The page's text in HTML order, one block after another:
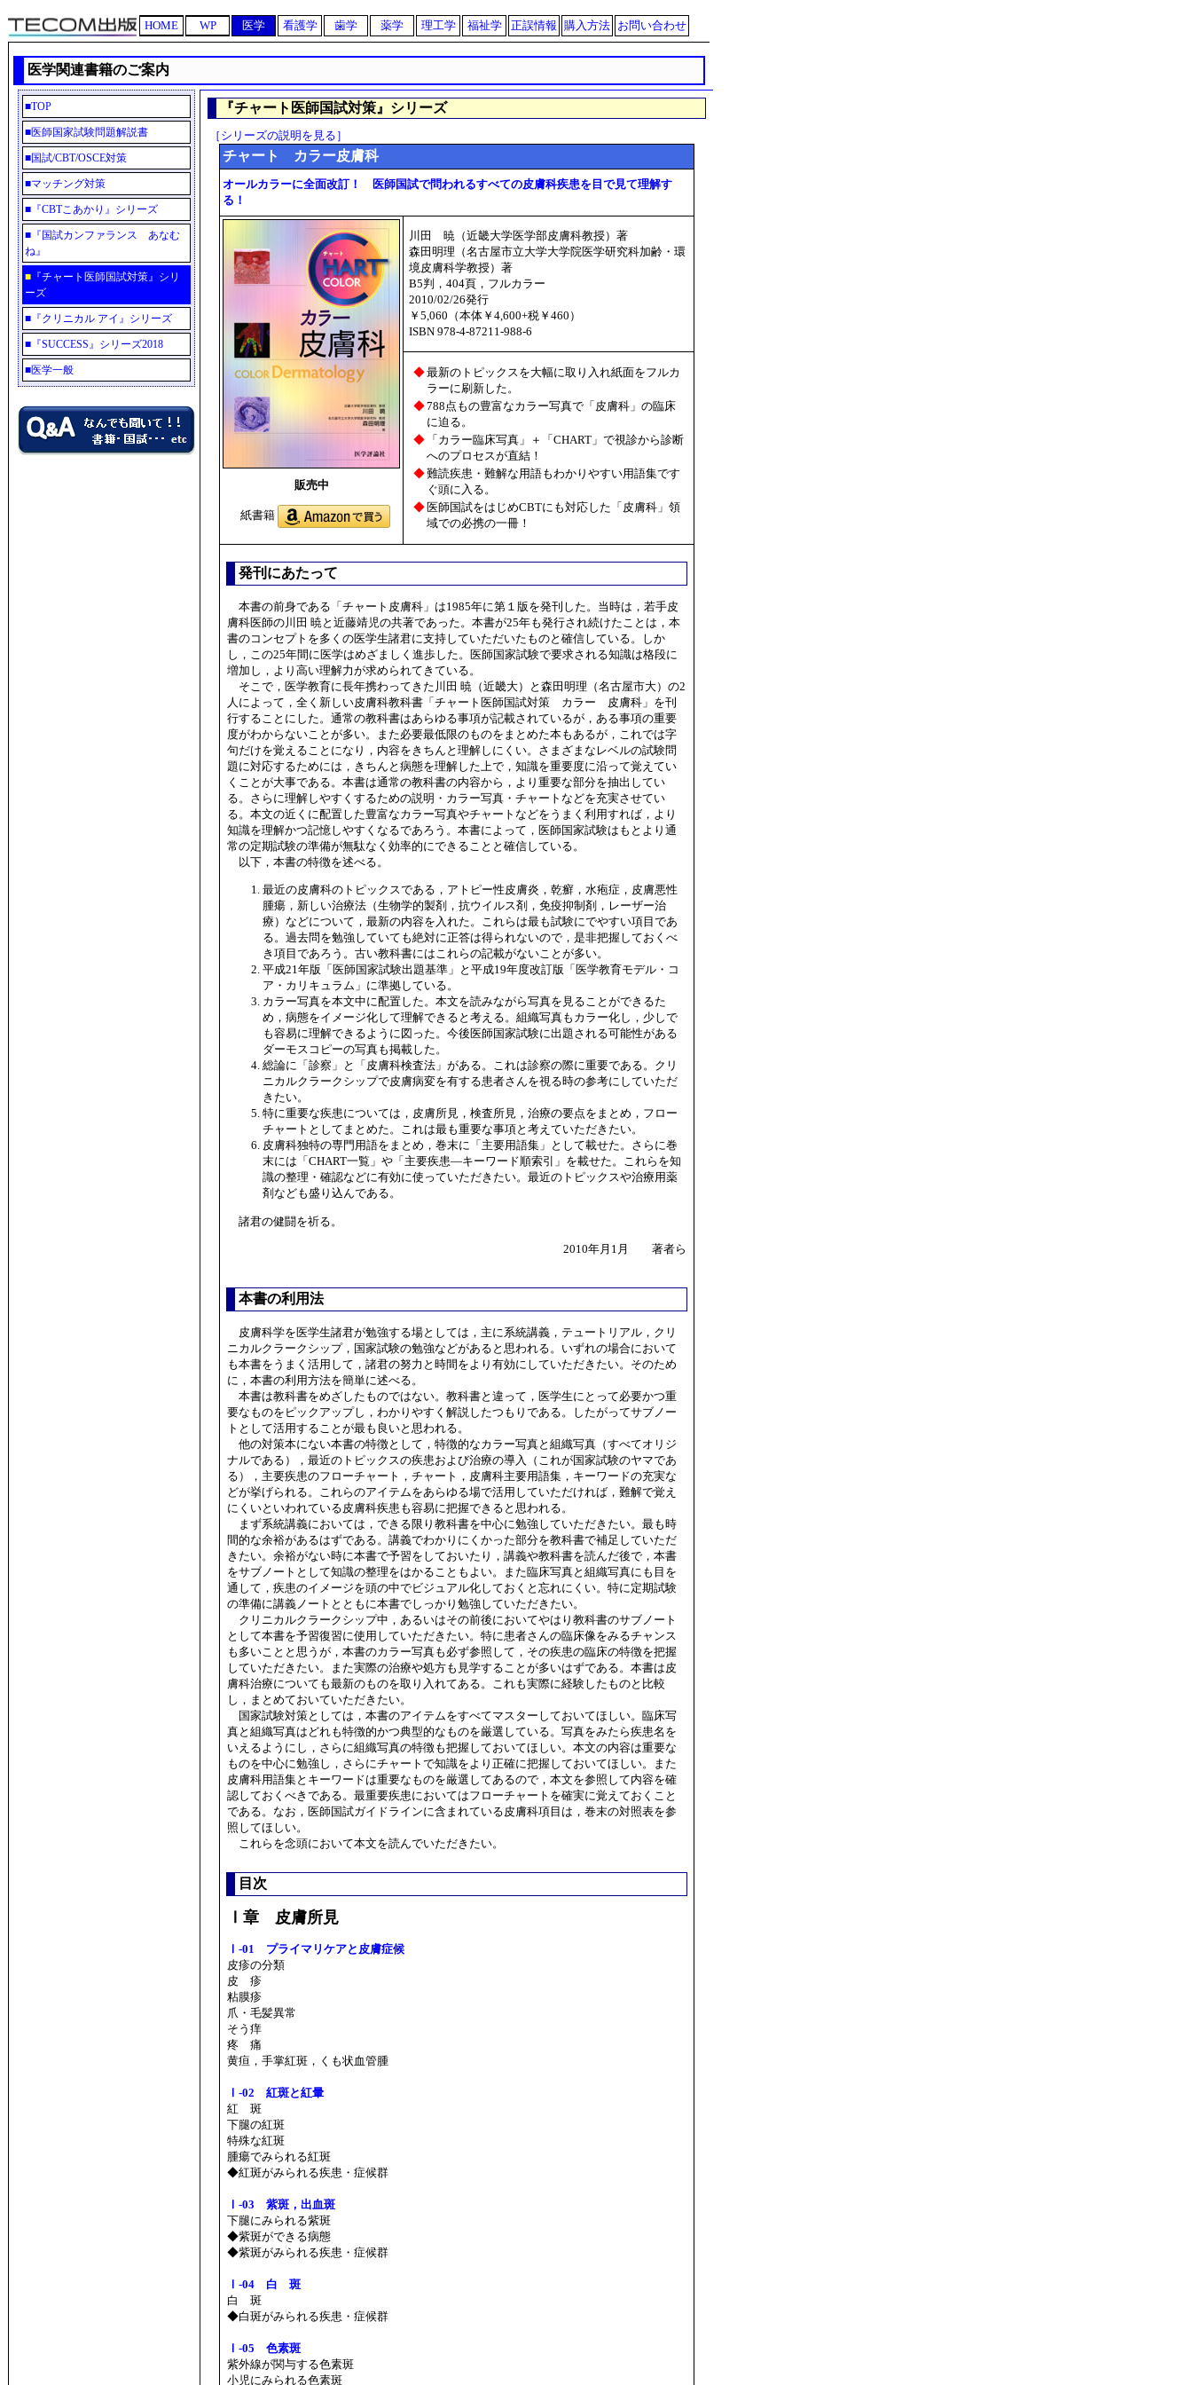
HOME WP 医学 看護学 歯学 薬学 理工学 福祉学 正誤情報 購入方法 お問い合わせ
医学関連書籍のご案内
■TOP
■医師国家試験問題解説書
■国試/CBT/OSCE対策
■マッチング対策
■ 『CBTこあかり』シリーズ
■ 『国試カンファランス あなむ
ね』
■ 『チャート医師国試対策』シリ
ーズ
■ 『クリニカル アイ』シリーズ
■ 『SUCCESS』シリーズ2018
■医学一般
『チャート医師国試対策』シリーズ
［シリーズの説明を見る］
チャート カラー皮膚科
オールカラーに全面改訂！ 医師国試で問われるすべての皮膚科疾患を目で見て理解す
る！
販売中
紙書籍
川田 暁（近畿大学医学部皮膚科教授）著
森田明理（名古屋市立大学大学院医学研究科加齢・環
境皮膚科学教授）著
B5判，404頁，フルカラー
2010/02/26発行
￥5,060（本体￥4,600+税￥460）
ISBN 978-4-87211-988-6
◆最新のトピックスを大幅に取り入れ紙面をフルカ
ラーに刷新した。
◆788点もの豊富なカラー写真で「皮膚科」の臨床
に迫る。
◆
「カラー臨床写真」＋「CHART」で視診から診断
へのプロセスが直結！
◆難読疾患・難解な用語もわかりやすい用語集です
ぐ頭に入る。
◆ 医師国試をはじめCBTにも対応した「皮膚科」領
域での必携の一冊！
発刊にあたって
本書の前身である「チャート皮膚科」は1985年に第１版を発刊した。当時は，若手皮
膚科医師の川田 暁と近藤靖児の共著であった。本書が25年も発行され続けたことは，本
書のコンセプトを多くの医学生諸君に支持していただいたものと確信している。しか
し，この25年間に医学はめざましく進歩した。医師国家試験で要求される知識は格段に
増加し，より高い理解力が求められてきている。
そこで，医学教育に長年携わってきた川田 暁（近畿大）と森田明理（名古屋市大）の2
人によって，全く新しい皮膚科教科書「チャート医師国試対策 カラー 皮膚科」を刊
行することにした。通常の教科書はあらゆる事項が記載されているが，ある事項の重要
度がわからないことが多い。また必要最低限のものをまとめた本もあるが，これでは字
句だけを覚えることになり，内容をきちんと理解しにくい。さまざまなレベルの試験問
題に対応するためには，きちんと病態を理解した上で，知識を重要度に沿って覚えてい
くことが大事である。本書は通常の教科書の内容から，より重要な部分を抽出してい
る。さらに理解しやすくするための説明・カラー写真・チャートなどを充実させてい
る。本文の近くに配置した豊富なカラー写真やチャートなどをうまく利用すれば，より
知識を理解かつ記憶しやすくなるであろう。本書によって，医師国家試験はもとより通
常の定期試験の準備が無駄なく効率的にできることと確信している。
以下，本書の特徴を述べる。
最近の皮膚科のトピックスである，アトピー性皮膚炎，乾癬，水疱症，皮膚悪性
腫瘍，新しい治療法（生物学的製剤，抗ウイルス剤，免疫抑制剤，レーザー治
療）などについて，最新の内容を入れた。これらは最も試験にでやすい項目であ
る。過去問を勉強していても絶対に正答は得られないので，是非把握しておくべ
き項目であろう。古い教科書にはこれらの記載がないことが多い。
平成21年版「医師国家試験出題基準」と平成19年度改訂版「医学教育モデル・コ
ア・カリキュラム」に準拠している。
カラー写真を本文中に配置した。本文を読みながら写真を見ることができるた
め，病態をイメージ化して理解できると考える。組織写真もカラー化し，少しで
も容易に理解できるように図った。今後医師国家試験に出題される可能性がある
ダーモスコピーの写真も掲載した。
総論に「診察」と「皮膚科検査法」がある。これは診察の際に重要である。クリ
ニカルクラークシップで皮膚病変を有する患者さんを視る時の参考にしていただ
きたい。
特に重要な疾患については，皮膚所見，検査所見，治療の要点をまとめ，フロー
チャートとしてまとめた。これは最も重要な事項と考えていただきたい。
皮膚科独特の専門用語をまとめ，巻末に「主要用語集」として載せた。さらに巻
末には「CHART一覧」や「主要疾患―キーワード順索引」を載せた。これらを知
識の整理・確認などに有効に使っていただきたい。最近のトピックスや治療用薬
剤なども盛り込んである。
諸君の健闘を祈る。
2010年月1月 著者ら
本書の利用法
皮膚科学を医学生諸君が勉強する場としては，主に系統講義，テュートリアル，クリ
ニカルクラークシップ，国家試験の勉強などがあると思われる。いずれの場合において
も本書をうまく活用して，諸君の努力と時間をより有効にしていただきたい。そのため
に，本書の利用方法を簡単に述べる。
本書は教科書をめざしたものではない。教科書と違って，医学生にとって必要かつ重
要なものをピックアップし，わかりやすく解説したつもりである。したがってサブノー
トとして活用することが最も良いと思われる。
他の対策本にない本書の特徴として，特徴的なカラー写真と組織写真（すべてオリジ
ナルである），最近のトピックスの疾患および治療の導入（これが国家試験のヤマであ
る），主要疾患のフローチャート，チャート，皮膚科主要用語集，キーワードの充実な
どが挙げられる。これらのアイテムをあらゆる場で活用していただければ，難解で覚え
にくいといわれている皮膚科疾患も容易に把握できると思われる。
まず系統講義においては，できる限り教科書を中心に勉強していただきたい。最も時
間的な余裕があるはずである。講義でわかりにくかった部分を教科書で補足していただ
きたい。余裕がない時に本書で予習をしておいたり，講義や教科書を読んだ後で，本書
をサブノートとして知識の整理をはかることもよい。また臨床写真と組織写真にも目を
通して，疾患のイメージを頭の中でビジュアル化しておくと忘れにくい。特に定期試験
の準備に講義ノートとともに本書でしっかり勉強していただきたい。
クリニカルクラークシップ中，あるいはその前後においてやはり教科書のサブノート
として本書を予習復習に使用していただきたい。特に患者さんの臨床像をみるチャンス
も多いことと思うが，本書のカラー写真も必ず参照して，その疾患の臨床の特徴を把握
していただきたい。また実際の治療や処方も見学することが多いはずである。本書は皮
膚科治療についても最新のものを取り入れてある。これも実際に経験したものと比較
し，まとめておいていただきたい。
国家試験対策としては，本書のアイテムをすべてマスターしておいてほしい。臨床写
真と組織写真はどれも特徴的かつ典型的なものを厳選している。写真をみたら疾患名を
いえるようにし，さらに組織写真の特徴も把握しておいてほしい。本文の内容は重要な
ものを中心に勉強し，さらにチャートで知識をより正確に把握しておいてほしい。また
皮膚科用語集とキーワードは重要なものを厳選してあるので，本文を参照して内容を確
認しておくべきである。最重要疾患においてはフローチャートを確実に覚えておくこと
である。なお，医師国試ガイドラインに含まれている皮膚科項目は，巻末の対照表を参
照してほしい。
これらを念頭において本文を読んでいただきたい。
目次
Ⅰ章 皮膚所見
Ⅰ-01 プライマリケアと皮膚症候
皮疹の分類
皮 疹
粘膜疹
爪・毛髪異常
そう痒
疼 痛
黄疸，手掌紅斑，くも状血管腫
Ⅰ-02 紅斑と紅暈
紅 斑
下腿の紅斑
特殊な紅斑
腫瘍でみられる紅斑
◆紅斑がみられる疾患・症候群
Ⅰ-03 紫斑，出血斑
下腿にみられる紫斑
◆紫斑ができる病態
◆紫斑がみられる疾患・症候群
Ⅰ-04 白 斑
白 斑
◆白斑がみられる疾患・症候群
Ⅰ-05 色素斑
紫外線が関与する色素斑
小児にみられる色素斑